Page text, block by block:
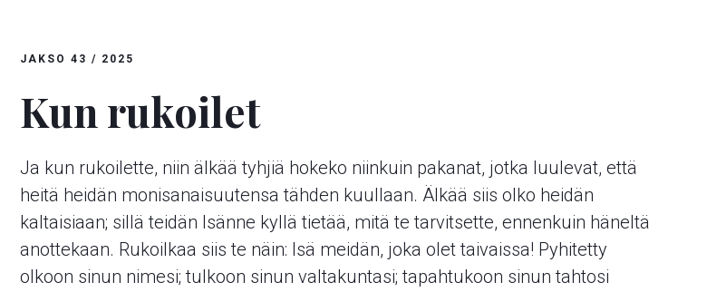
JAKSO 43 / 2025
Kun rukoilet
Ja kun rukoilette, niin älkää tyhjiä hokeko niinkuin pakanat, jotka luulevat, että
heitä heidän monisanaisuutensa tähden kuullaan. Älkää siis olko heidän
kaltaisiaan; sillä teidän Isänne kyllä tietää, mitä te tarvitsette, ennenkuin häneltä
anottekaan. Rukoilkaa siis te näin: Isä meidän, joka olet taivaissa! Pyhitetty
olkoon sinun nimesi; tulkoon sinun valtakuntasi; tapahtukoon sinun tahtosi